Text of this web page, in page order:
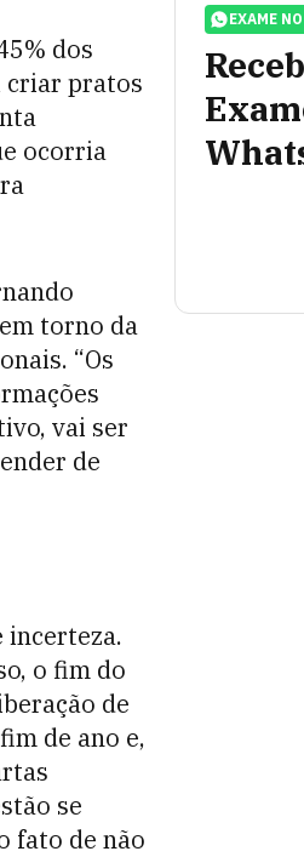
dos
criar pratos
ocorria
torno da
“Os
vai ser
de
incerteza.
o fim do
de
de ano e,
se
fato de não
EXAME